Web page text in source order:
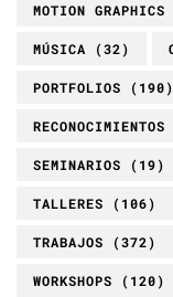
MOTION GRAPHICS
MÚSICA (32)
PORTFOLIOS (190)
RECONOCIMIENTOS
SEMINARIOS (19)
TALLERES (106)
TRABAJOS (372)
WORKSHOPS (120)